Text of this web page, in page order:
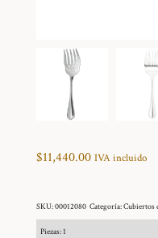
$11,440.00 IVA incluido
SKU:00012080 Categoría:Cubiertos
Piezas: 1